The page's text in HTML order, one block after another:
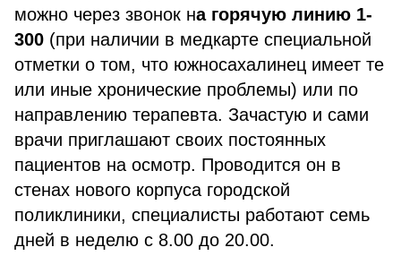
можно через звонок на горячую линию 1-
300 (при наличии в медкарте специальной
отметки о том, что южносахалинец имеет те
или иные хронические проблемы) или по
направлению терапевта. Зачастую и сами
врачи приглашают своих постоянных
пациентов на осмотр. Проводится он в
стенах нового корпуса городской
поликлиники, специалисты работают семь
дней в неделю с 8.00 до 20.00.